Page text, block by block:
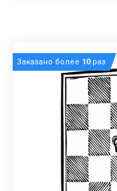
Заказано более 10раз